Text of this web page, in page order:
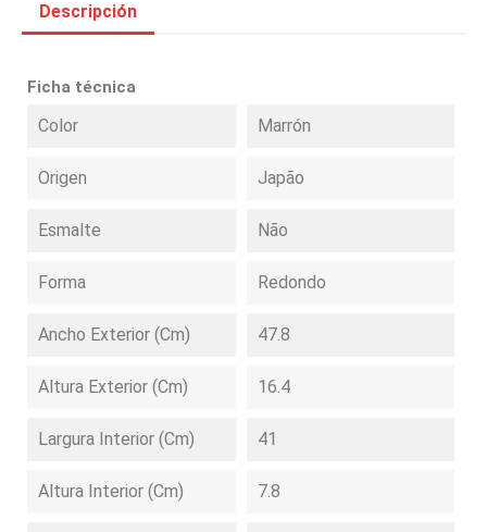
Descripción
Ficha técnica
Color Marrón
Origen Japão
Esmalte Não
Forma Redondo
Ancho Exterior (cm) 47.8
Altura Exterior (cm) 16.4
Largura Interior (cm) 41
Altura Interior (cm) 7.8